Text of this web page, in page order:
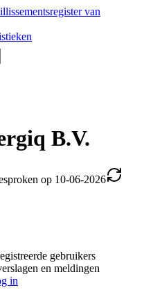
van
B.V.
op 10-06-2026
gebruikers
en meldingen
in